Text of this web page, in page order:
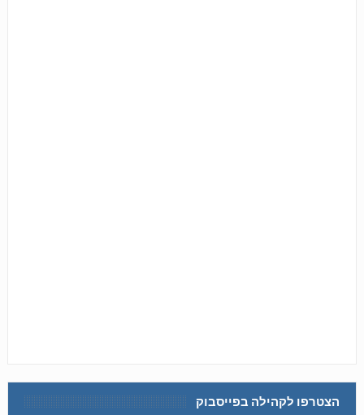
הצטרפו לקהילה בפייסבוק